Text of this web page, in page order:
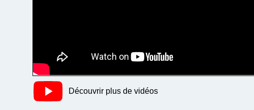
Découvrir plus de vidéos